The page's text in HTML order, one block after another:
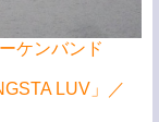
ケンバンド
LUV」／